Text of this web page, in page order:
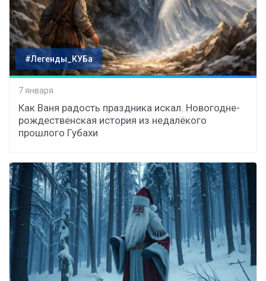
#Легенды_КУБа
7 января
Как Ваня радость праздника искал. Новогодне-
рождественская история из недалёкого
прошлого Губахи